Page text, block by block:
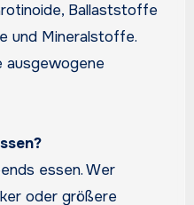
Ballaststoffe
und Mineralstoffe.
ausgewogene
essen. Wer
oder größere